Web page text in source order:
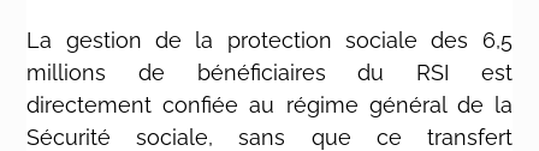
La gestion de la protection sociale des 6,5
millions de bénéficiaires du RSI est
directement confiée au régime général de la
Sécurité sociale, sans que ce transfert